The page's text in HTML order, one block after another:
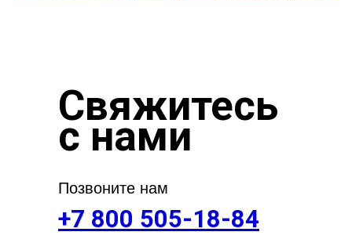
Свяжитесь
с нами
Позвоните нам
+7 800 505-18-84